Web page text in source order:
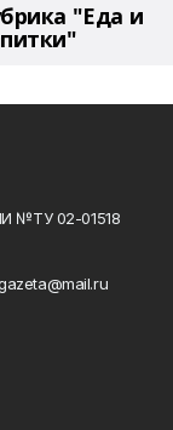
"Еда и
№ТУ 02-01518